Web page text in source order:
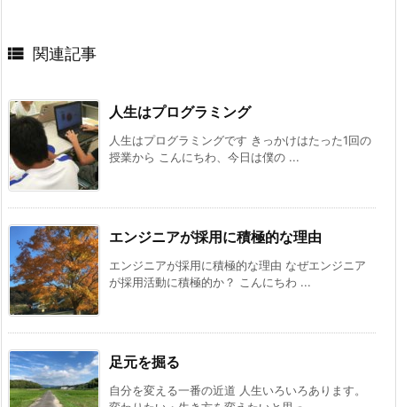
 関連記事
人生はプログラミング
人生はプログラミングです きっかけはたった1回の
授業から こんにちわ、今日は僕の ...
エンジニアが採用に積極的な理由
エンジニアが採用に積極的な理由 なぜエンジニア
が採用活動に積極的か？ こんにちわ ...
足元を掘る
自分を変える一番の近道 人生いろいろあります。